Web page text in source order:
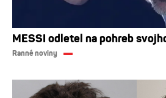
MESSI odletel na pohreb
Ranné noviny